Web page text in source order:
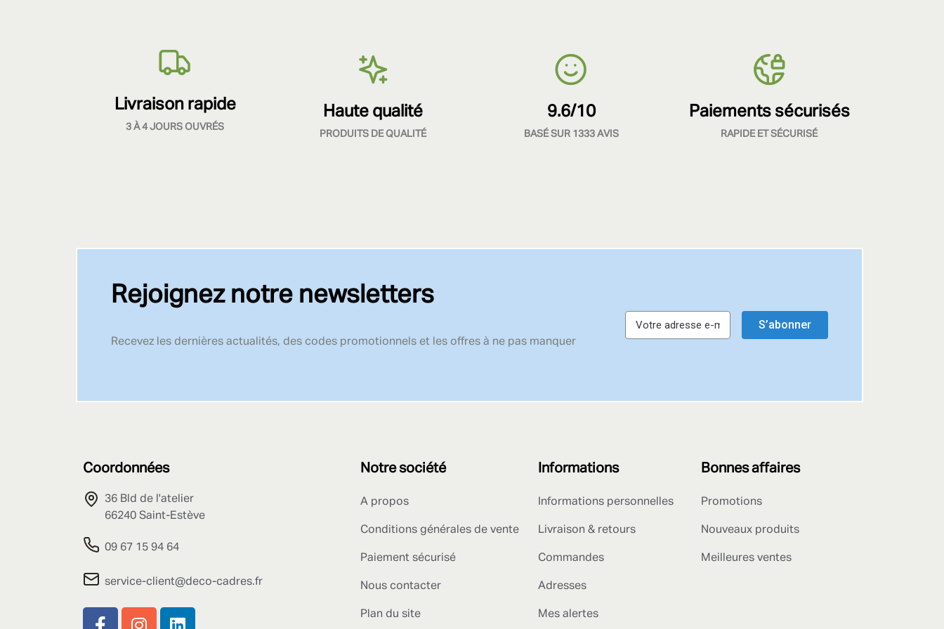
Livraison rapide
3 À 4 JOURS OUVRÉS
Haute qualité
PRODUITS DE QUALITÉ
9.6/10
BASÉ SUR 1333 AVIS
Paiements sécurisés
RAPIDE ET SÉCURISÉ
Rejoignez notre newsletters
Recevez les dernières actualités, des codes promotionnels et les offres à ne pas manquer
S’abonner
Coordonnées
36 Bld de l'atelier
66240 Saint-Estève
09 67 15 94 64
service-client@deco-cadres.fr
Notre société
A propos
Conditions générales de vente
Paiement sécurisé
Nous contacter
Plan du site
Informations
Informations personnelles
Livraison & retours
Commandes
Adresses
Mes alertes
Bonnes affaires
Promotions
Nouveaux produits
Meilleures ventes